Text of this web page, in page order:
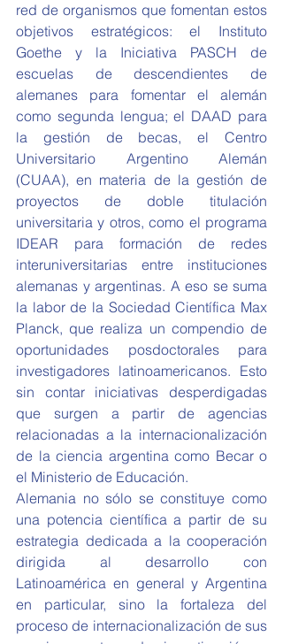
red de organismos que fomentan estos
objetivos estratégicos: el Instituto
Goethe y la Iniciativa PASCH de
escuelas de descendientes de
alemanes para fomentar el alemán
como segunda lengua; el DAAD para
la gestión de becas, el Centro
Universitario Argentino Alemán
(CUAA), en materia de la gestión de
proyectos de doble titulación
universitaria y otros, como el programa
IDEAR para formación de redes
interuniversitarias entre instituciones
alemanas y argentinas. A eso se suma
la labor de la Sociedad Científica Max
Planck, que realiza un compendio de
oportunidades posdoctorales para
investigadores latinoamericanos. Esto
sin contar iniciativas desperdigadas
que surgen a partir de agencias
relacionadas a la internacionalización
de la ciencia argentina como Becar o
el Ministerio de Educación.
Alemania no sólo se constituye como
una potencia científica a partir de su
estrategia dedicada a la cooperación
dirigida al desarrollo con
Latinoamérica en general y Argentina
en particular, sino la fortaleza del
proceso de internacionalización de sus